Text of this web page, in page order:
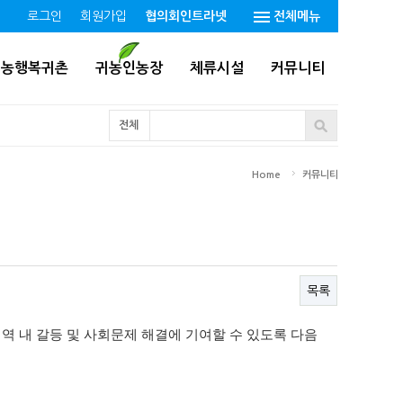
로그인 회원가입 협의회인트라넷 전체메뉴
행복귀촌 귀농인농장 체류시설 커뮤니티
전체
Home 커뮤니티
목록
내 갈등 및 사회문제 해결에 기여할 수 있도록 다음